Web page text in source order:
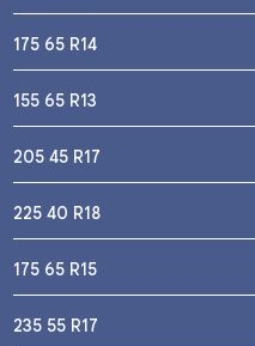
175 65 R14
155 65 R13
205 45 R17
225 40 R18
175 65 R15
235 55 R17